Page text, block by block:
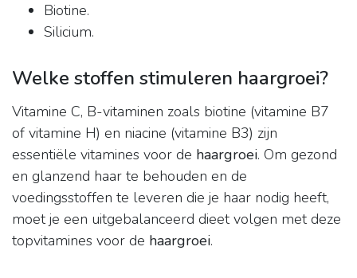
Biotine.
Silicium.
Welke stoffen stimuleren haargroei?
Vitamine C, B-vitaminen zoals biotine (vitamine B7
of vitamine H) en niacine (vitamine B3) zijn
essentiële vitamines voor de haargroei. Om gezond
en glanzend haar te behouden en de
voedingsstoffen te leveren die je haar nodig heeft,
moet je een uitgebalanceerd dieet volgen met deze
topvitamines voor de haargroei.